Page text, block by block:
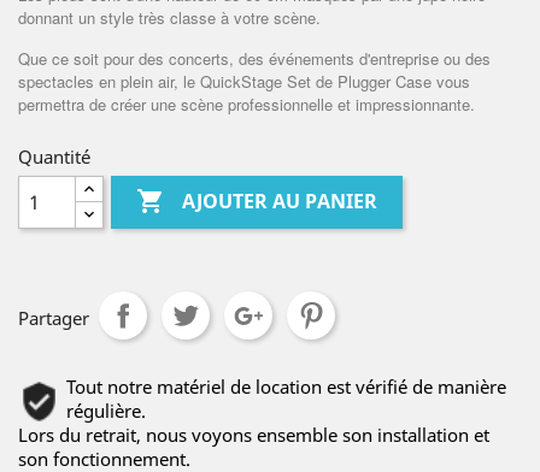
donnant un style très classe à votre scène.
Que ce soit pour des concerts, des événements d'entreprise ou des
spectacles en plein air, le QuickStage Set de Plugger Case vous
permettra de créer une scène professionnelle et impressionnante.
Quantité
 AJOUTER AU PANIER
Partager
Tout notre matériel de location est vérifié de manière
régulière.
Lors du retrait, nous voyons ensemble son installation et
son fonctionnement.